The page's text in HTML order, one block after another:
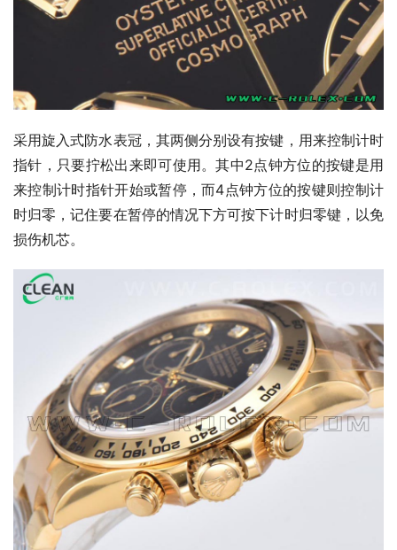
采用旋入式防水表冠，其两侧分别设有按键，用来控制计时
指针，只要拧松出来即可使用。其中2点钟方位的按键是用
来控制计时指针开始或暂停，而4点钟方位的按键则控制计
时归零，记住要在暂停的情况下方可按下计时归零键，以免
损伤机芯。